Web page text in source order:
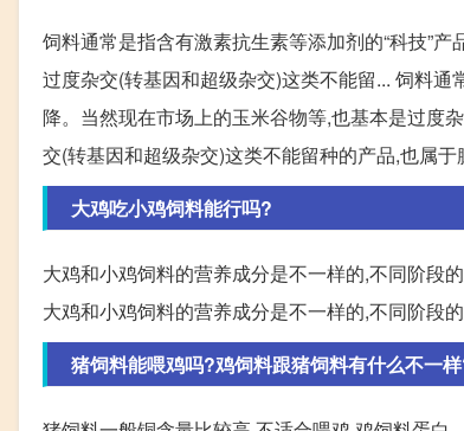
饲料通常是指含有激素抗生素等添加剂的“科技”
过度杂交(转基因和超级杂交)这类不能留... 饲料
降。当然现在市场上的玉米谷物等,也基本是过度
交(转基因和超级杂交)这类不能留种的产品,也属
大鸡吃小鸡饲料能行吗?
大鸡和小鸡饲料的营养成分是不一样的,不同阶段
大鸡和小鸡饲料的营养成分是不一样的,不同阶段
猪饲料能喂鸡吗?鸡饲料跟猪饲料有什么不一